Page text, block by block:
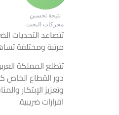
نتيجة تحسين
محركات البحث
تتصاعد التحديات
مرتبة ومختلفة
دور القطاع الخاص
وتعزيز الإبتكار
اقرارات ضريبية.